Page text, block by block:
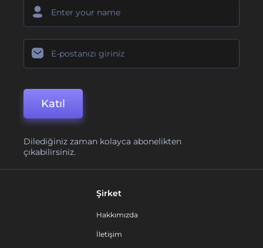
Katıl
Dilediğiniz zaman kolayca abonelikten
çıkabilirsiniz.
Şirket
Hakkımızda
İletişim